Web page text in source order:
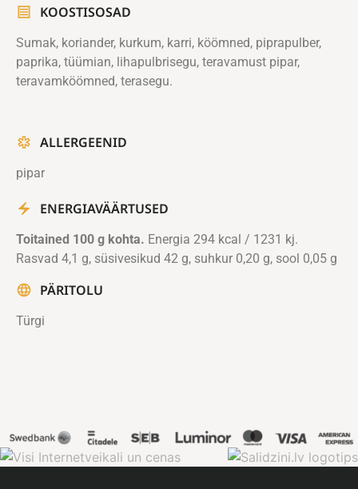
KOOSTISOSAD
Sumak, koriander, kurkum, karri, köömned, piprapulber,
paprika, tüümian, lihapulbrisegu, teravamust pipar,
teravamköömned, terasegu.
ALLERGEENID
pipar
ENERGIAVÄÄRTUSED
Toitained 100 g kohta. Energia 294 kcal / 1231 kj.
Rasvad 4,1 g, süsivesikud 42 g, suhkur 0,20 g, sool 0,05 g
PÄRITOLU
Türgi